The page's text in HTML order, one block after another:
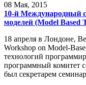
08 Мая, 2015
10-й Международный
моделей (Model Based
18 апреля в Лондоне,
Workshop on Model-
технологий
программный комитет
был секретарем